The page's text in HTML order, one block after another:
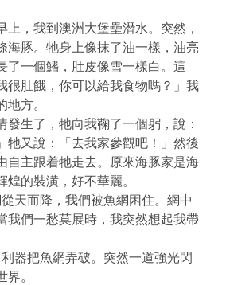
，我到澳洲大堡壘潛水。突然，
海豚。牠身上像抹了油一樣，油亮
了一個鰭，肚皮像雪一樣白。這
很肚餓，你可以給我食物嗎？」我
地方。
生了，牠向我鞠了一個躬，說：
牠又說：「去我家參觀吧！」然後
自主跟着牠走去。原來海豚家是海
煌的裝潢，好不華麗。
天而降，我們被魚網困住。網中
我們一愁莫展時，我突然想起我帶
器把魚網弄破。突然一道強光閃
。